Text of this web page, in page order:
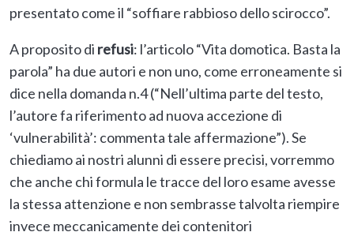
presentato come il “soffiare rabbioso dello scirocco”.
A proposito di refusi: l’articolo “Vita domotica. Basta la
parola” ha due autori e non uno, come erroneamente si
dice nella domanda n.4 (“Nell’ultima parte del testo,
l’autore fa riferimento ad nuova accezione di
‘vulnerabilità’: commenta tale affermazione”). Se
chiediamo ai nostri alunni di essere precisi, vorremmo
che anche chi formula le tracce del loro esame avesse
la stessa attenzione e non sembrasse talvolta riempire
invece meccanicamente dei contenitori